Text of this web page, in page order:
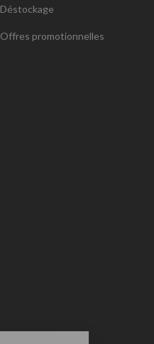
Déstockage
Offres promotionnelles